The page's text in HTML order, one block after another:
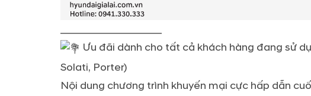
Ưu đãi dành cho tất cả khách hàng đang sử
Solati, Porter)
Nội dung chương trình khuyến mại cực hấp dẫn